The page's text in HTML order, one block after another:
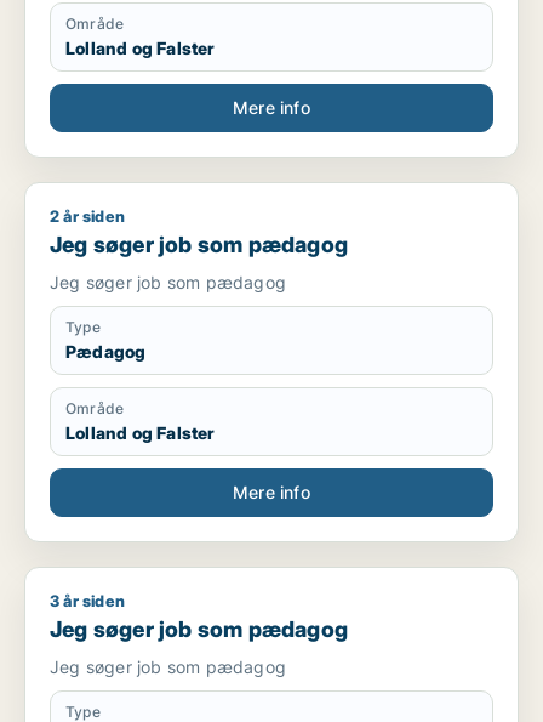
Område
Lolland og Falster
Mere info
Jeg søger job som pædagog
2 år siden
Jeg søger job som pædagog
Jeg søger job som pædagog
Type
Pædagog
Område
Lolland og Falster
Mere info
Jeg søger job som pædagog
3 år siden
Jeg søger job som pædagog
Jeg søger job som pædagog
Type